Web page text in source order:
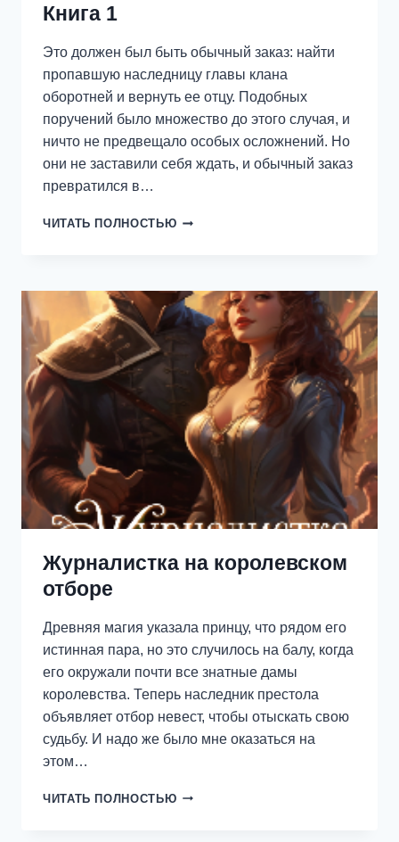
Книга 1
Это должен был быть обычный заказ: найти
пропавшую наследницу главы клана
оборотней и вернуть ее отцу. Подобных
поручений было множество до этого случая, и
ничто не предвещало особых осложнений. Но
они не заставили себя ждать, и обычный заказ
превратился в…
ЧИТАТЬ ПОЛНОСТЬЮ Я
ТЕБЯ
УНИЧТОЖИТ.
КНИГА
Журналистка на королевском
отборе
Древняя магия указала принцу, что рядом его
истинная пара, но это случилось на балу, когда
его окружали почти все знатные дамы
королевства. Теперь наследник престола
объявляет отбор невест, чтобы отыскать свою
судьбу. И надо же было мне оказаться на
этом…
ЧИТАТЬ ПОЛНОСТЬЮ ЖУРНАЛИСТКА